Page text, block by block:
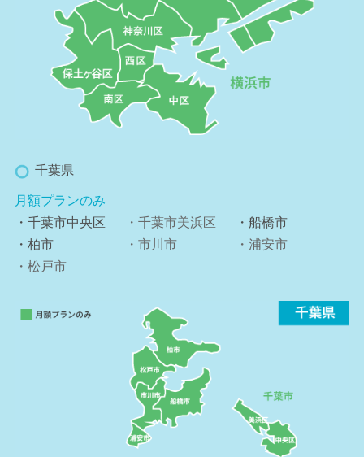
千葉県
月額プランのみ
・千葉市中央区
・千葉市美浜区
・船橋市
・柏市
・市川市
・浦安市
・松戸市